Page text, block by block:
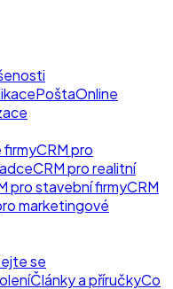
PoštaOnline
firmyCRM pro
CRM pro realitní
pro stavební firmyCRM
marketingové
se
Články a příručkyCo